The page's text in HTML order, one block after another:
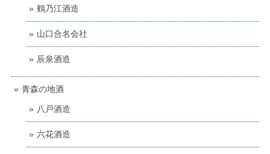
鶴乃江酒造
山口合名会社
辰泉酒造
青森の地酒
八戸酒造
六花酒造